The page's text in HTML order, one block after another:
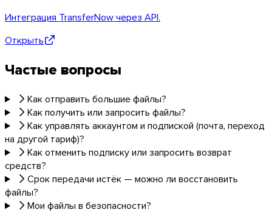
Интеграция TransferNow через API.
Открыть
Частые вопросы
Как отправить большие файлы?
Как получить или запросить файлы?
Как управлять аккаунтом и подпиской (почта, переход
на другой тариф)?
Как отменить подписку или запросить возврат
средств?
Срок передачи истёк — можно ли восстановить
файлы?
Мои файлы в безопасности?